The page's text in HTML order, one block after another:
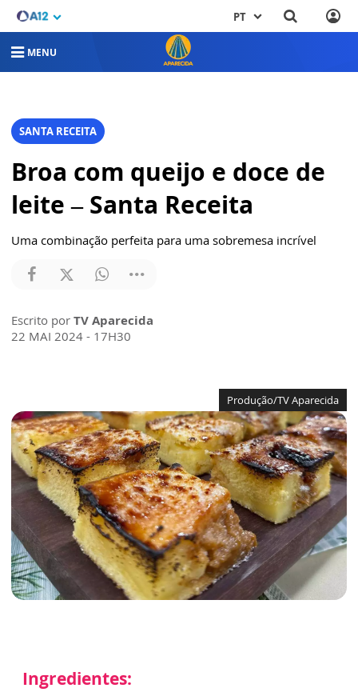
PT
MENU
SANTA RECEITA
Broa com queijo e doce de
leite – Santa Receita
Uma combinação perfeita para uma sobremesa incrível
Escrito por TV Aparecida
22 MAI 2024 - 17H30
Produção/TV Aparecida
Ingredientes: